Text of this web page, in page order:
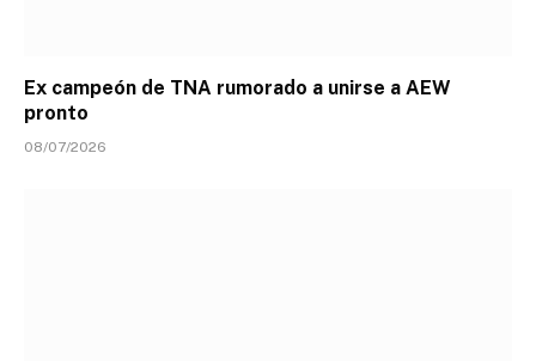
Ex campeón de TNA rumorado a unirse a AEW
pronto
08/07/2026